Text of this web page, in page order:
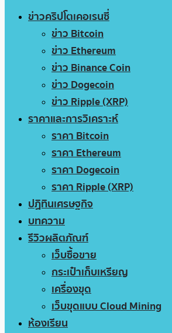
ข่าวคริปโตเคอเรนซี่
ข่าว Bitcoin
ข่าว Ethereum
ข่าว Binance Coin
ข่าว Dogecoin
ข่าว Ripple (XRP)
ราคาและการวิเคราะห์
ราคา Bitcoin
ราคา Ethereum
ราคา Dogecoin
ราคา Ripple (XRP)
ปฏิทินเศรษฐกิจ
บทความ
รีวิวผลิตภัณฑ์
เว็บซื้อขาย
กระเป๋าเก็บเหรียญ
เครื่องขุด
เว็บขุดแบบ Cloud Mining
ห้องเรียน